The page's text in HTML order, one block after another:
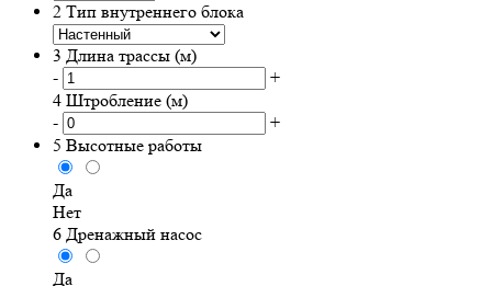
2 Тип внутреннего блока
3 Длина трассы (м)
-
+
4 Штробление (м)
-
+
5 Высотные работы
Да
Нет
6 Дренажный насос
Да